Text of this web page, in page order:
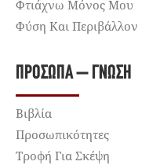
Φτιάχνω Μόνος Μου
Φύση Και Περιβάλλον
ΠΡΌΣΩΠΑ – ΓΝΏΣΗ
Βιβλία
Προσωπικότητες
Τροφή Για Σκέψη